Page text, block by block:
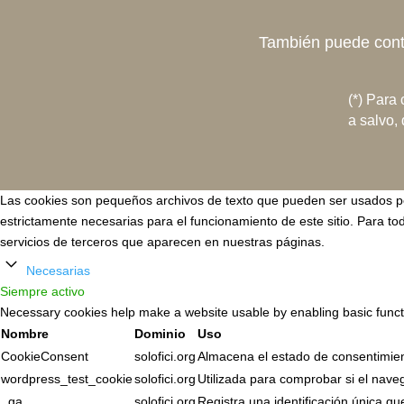
También puede
(*) Para
a salvo,
Las cookies son pequeños archivos de texto que pueden ser
estrictamente necesarias para el funcionamiento de este sitio. Para
servicios de terceros que aparecen en nuestras páginas.
Necesarias
Siempre activo
Necessary cookies help make a website usable by enabling basic
Nombre
Dominio
Uso
CookieConsent
solofici.orgAlmacena el estado de
wordpress_test_cookiesolofici.org Utilizada para comprobar si el